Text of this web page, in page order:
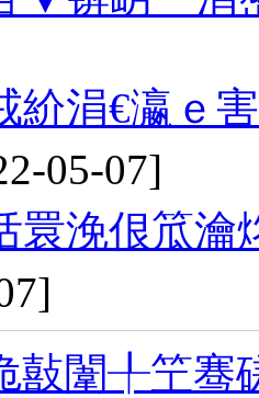
紒涓€瀛ｅ
05-07]
睘浼佷笟瀹
敼闈╀笁骞